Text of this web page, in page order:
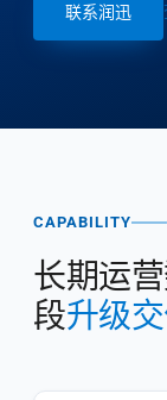
联系润迅
CAPABILITY
长期运
段升级